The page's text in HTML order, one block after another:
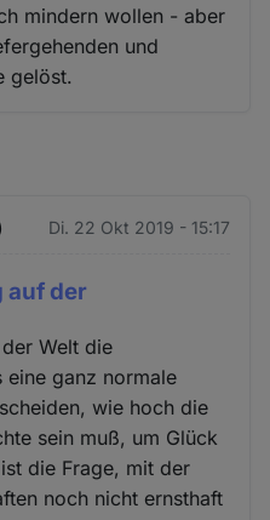
mindern wollen - aber
und
gelöst.
Di. 22 Okt 2019 - 15:17
auf der
Welt die
eine ganz normale
wie hoch die
sein muß, um Glück
die Frage, mit der
noch nicht ernsthaft